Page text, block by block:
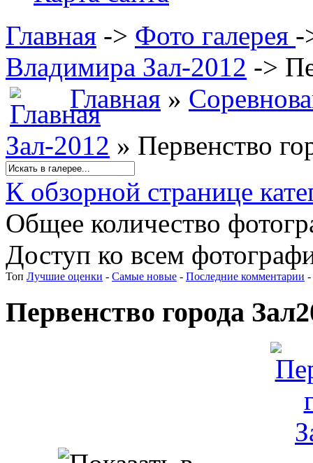
Главная -> Фото галерея -
Владимира Зал-2012 ->
Главная »
Зал-2012 » Первенство
К обзорной странице
Общее количество
Доступ ко всем
Топ Лучшие оценки - Самые новые - Последние комментарии -
Первенство города